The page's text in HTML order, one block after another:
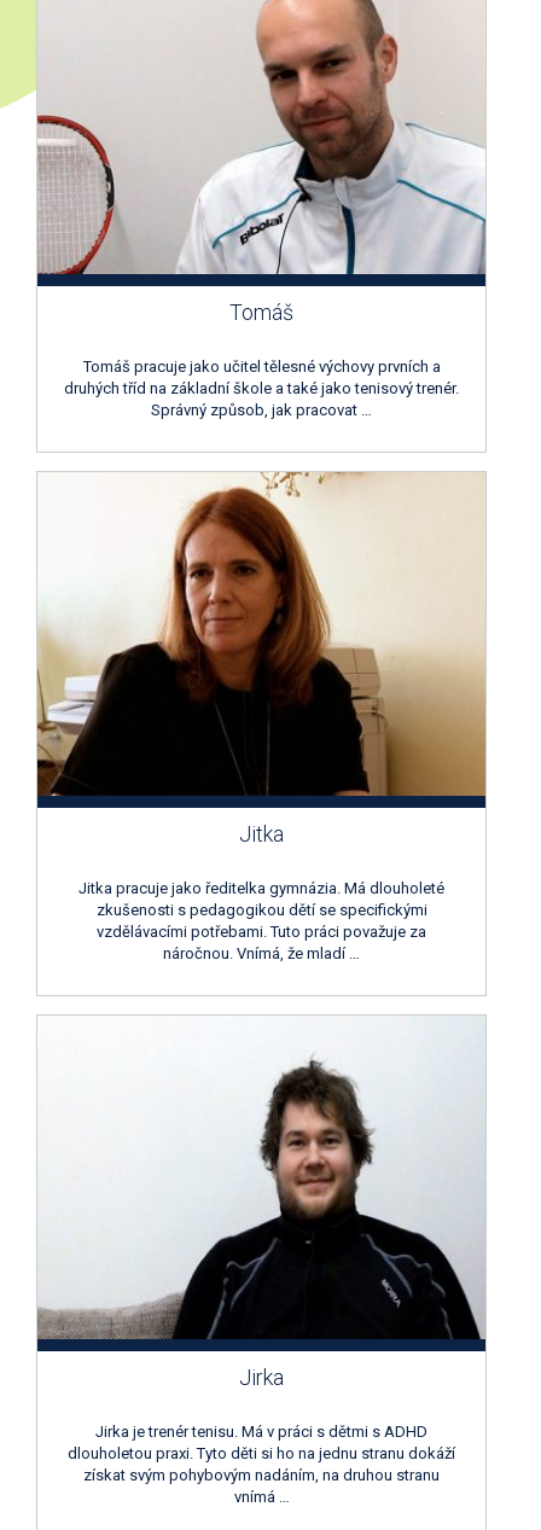
Tomáš
Tomáš pracuje jako učitel tělesné výchovy prvních a
druhých tříd na základní škole a také jako tenisový trenér.
Správný způsob, jak pracovat …
Jitka
Jitka pracuje jako ředitelka gymnázia. Má dlouholeté
zkušenosti s pedagogikou dětí se specifickými
vzdělávacími potřebami. Tuto práci považuje za
náročnou. Vnímá, že mladí …
Jirka
Jirka je trenér tenisu. Má v práci s dětmi s ADHD
dlouholetou praxi. Tyto děti si ho na jednu stranu dokáží
získat svým pohybovým nadáním, na druhou stranu
vnímá …